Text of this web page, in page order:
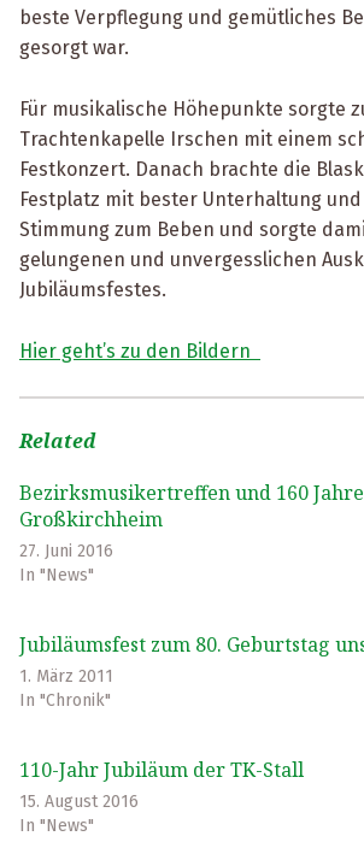
beste Verpflegung und gemütliches
gesorgt war.
Für musikalische Höhepunkte sorgte
Trachtenkapelle Irschen mit einem
Festkonzert. Danach brachte die
Festplatz mit bester Unterhaltung
Stimmung zum Beben und sorgte
gelungenen und unvergesslichen
Jubiläumsfestes.
Hier geht’s zu den Bildern
Related
Bezirksmusikertreffen und 160
Großkirchheim
27. Juni 2016
In "News"
Jubiläumsfest zum 80. Geburtstag
1. März 2011
In "Chronik"
110-Jahr Jubiläum der TK-Stall
15. August 2016
In "News"